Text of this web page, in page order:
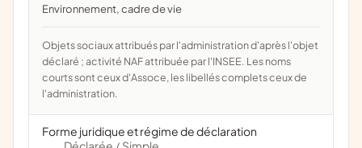
Environnement, cadre de vie
Objets sociaux attribués par l'administration d'après l'objet
déclaré ; activité NAF attribuée par l'INSEE. Les noms
courts sont ceux d'Assoce, les libellés complets ceux de
l'administration.
Forme juridique et régime de déclaration